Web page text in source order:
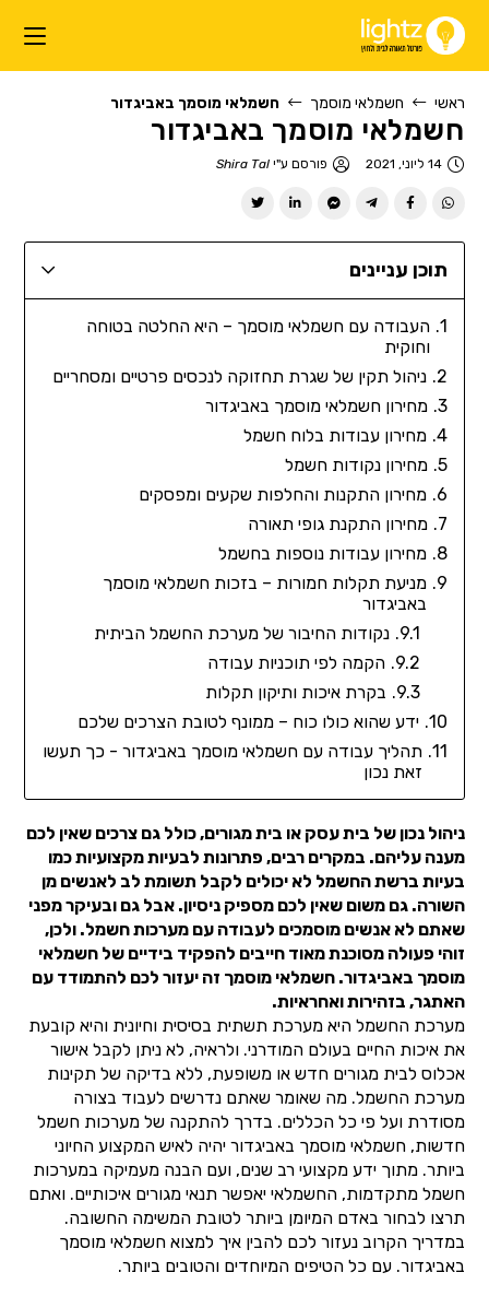
ראשי חשמלאי מוסמך חשמלאי מוסמך באביגדור
חשמלאי מוסמך באביגדור
14 ליוני, 2021 פורסם ע"יShira Tal
תוכן עניינים
העבודה עם חשמלאי מוסמך – היא החלטה בטוחה
וחוקית
ניהול תקין של שגרת תחזוקה לנכסים פרטיים ומסחריים
מחירון חשמלאי מוסמך באביגדור
מחירון עבודות בלוח חשמל
מחירון נקודות חשמל
מחירון התקנות והחלפות שקעים ומפסקים
מחירון התקנת גופי תאורה
מחירון עבודות נוספות בחשמל
מניעת תקלות חמורות – בזכות חשמלאי מוסמך
באביגדור
נקודות החיבור של מערכת החשמל הביתית
הקמה לפי תוכניות עבודה
בקרת איכות ותיקון תקלות
ידע שהוא כולו כוח – ממונף לטובת הצרכים שלכם
תהליך עבודה עם חשמלאי מוסמך באביגדור - כך תעשו
זאת נכון
ניהול נכון של בית עסק או בית מגורים, כולל גם צרכים שאין לכם
מענה עליהם. במקרים רבים, פתרונות לבעיות מקצועיות כמו
בעיות ברשת החשמל לא יכולים לקבל תשומת לב לאנשים מן
השורה. גם משום שאין לכם מספיק ניסיון. אבל גם ובעיקר מפני
שאתם לא אנשים מוסמכים לעבודה עם מערכות חשמל. ולכן,
זוהי פעולה מסוכנת מאוד חייבים להפקיד בידיים של חשמלאי
מוסמך באביגדור. חשמלאי מוסמך זה יעזור לכם להתמודד עם
האתגר, בזהירות ואחראיות.
מערכת החשמל היא מערכת תשתית בסיסית וחיונית והיא קובעת
את איכות החיים בעולם המודרני. ולראיה, לא ניתן לקבל אישור
אכלוס לבית מגורים חדש או משופעת, ללא בדיקה של תקינות
מערכת החשמל. מה שאומר שאתם נדרשים לעבוד בצורה
מסודרת ועל פי כל הכללים. בדרך להתקנה של מערכות חשמל
חדשות, חשמלאי מוסמך באביגדור יהיה לאיש המקצוע החיוני
ביותר. מתוך ידע מקצועי רב שנים, ועם הבנה מעמיקה במערכות
חשמל מתקדמות, החשמלאי יאפשר תנאי מגורים איכותיים. ואתם
תרצו לבחור באדם המיומן ביותר לטובת המשימה החשובה.
במדריך הקרוב נעזור לכם להבין איך למצוא חשמלאי מוסמך
באביגדור. עם כל הטיפים המיוחדים והטובים ביותר.